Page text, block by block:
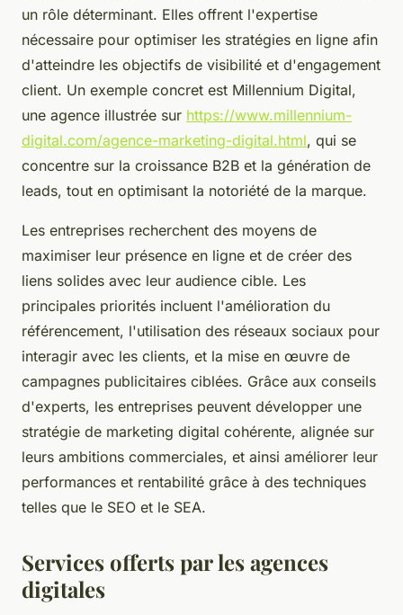
un rôle déterminant. Elles offrent l'expertise
nécessaire pour optimiser les stratégies en ligne afin
d'atteindre les objectifs de visibilité et d'engagement
client. Un exemple concret est Millennium Digital,
une agence illustrée sur https://www.millennium-
digital.com/agence-marketing-digital.html, qui se
concentre sur la croissance B2B et la génération de
leads, tout en optimisant la notoriété de la marque.
Les entreprises recherchent des moyens de
maximiser leur présence en ligne et de créer des
liens solides avec leur audience cible. Les
principales priorités incluent l'amélioration du
référencement, l'utilisation des réseaux sociaux pour
interagir avec les clients, et la mise en œuvre de
campagnes publicitaires ciblées. Grâce aux conseils
d'experts, les entreprises peuvent développer une
stratégie de marketing digital cohérente, alignée sur
leurs ambitions commerciales, et ainsi améliorer leur
performances et rentabilité grâce à des techniques
telles que le SEO et le SEA.
Services offerts par les agences
digitales